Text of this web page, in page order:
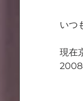
いつ
現在
2008